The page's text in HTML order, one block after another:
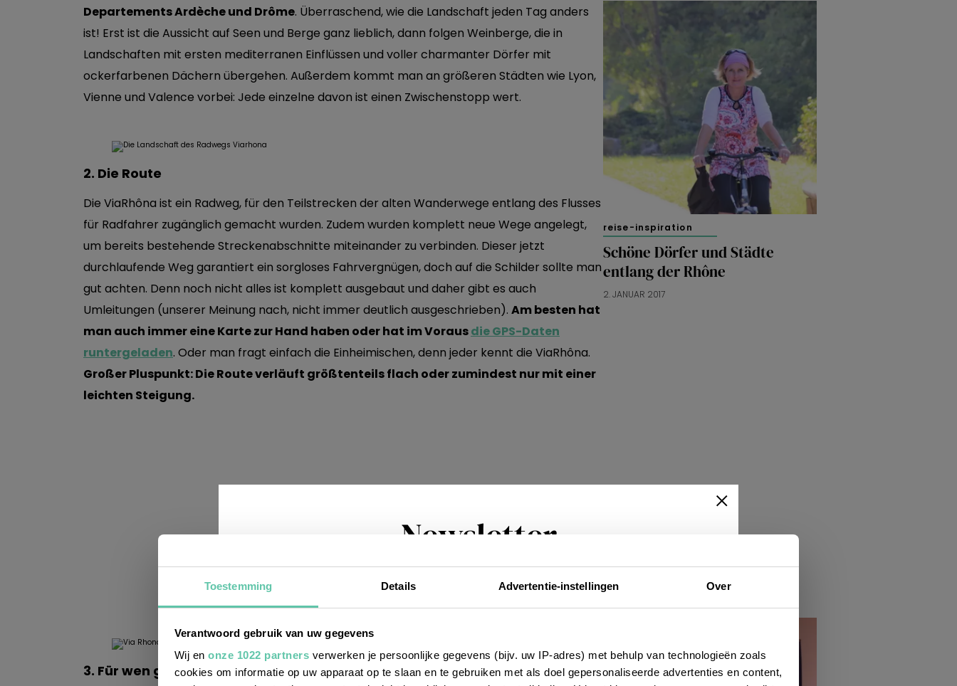
Toestemming Details Advertentie-instellingen Over
Verantwoord gebruik van uw gegevens
Wij en onze 1022 partners verwerken je persoonlijke gegevens (bijv. uw IP-adres) met behulp van technologieën zoals
cookies om informatie op uw apparaat op te slaan en te gebruiken met als doel gepersonaliseerde advertenties en content,
Departements Ardèche und Drôme. Überraschend, wie die Landschaft jeden Tag anders
ist! Erst ist die Aussicht auf Seen und Berge ganz lieblich, dann folgen Weinberge, die in
Landschaften mit ersten mediterranen Einflüssen und voller charmanter Dörfer mit
ockerfarbenen Dächern übergehen. Außerdem kommt man an größeren Städten wie Lyon,
Vienne und Valence vorbei: Jede einzelne davon ist einen Zwischenstopp wert.
2. Die Route
Die ViaRhôna ist ein Radweg, für den Teilstrecken der alten Wanderwege entlang des Flusses
für Radfahrer zugänglich gemacht wurden. Zudem wurden komplett neue Wege angelegt,
um bereits bestehende Streckenabschnitte miteinander zu verbinden. Dieser jetzt
durchlaufende Weg garantiert ein sorgloses Fahrvergnügen, doch auf die Schilder sollte man
gut achten. Denn noch nicht alles ist komplett ausgebaut und daher gibt es auch
Umleitungen (unserer Meinung nach, nicht immer deutlich ausgeschrieben). Am besten hat
man auch immer eine Karte zur Hand haben oder hat im Vorausdie GPS-Daten
runtergeladen. Oder man fragt einfach die Einheimischen, denn jeder kennt die ViaRhôna.
Großer Pluspunkt: Die Route verläuft größtenteils flach oder zumindest nur mit einer
leichten Steigung.
3. Für wen geeignet?
reise-inspiration
Schöne Dörfer und Städte
entlang der Rhône
2. JANUAR 2017
Newsletter
Möchtest du regelmäßig über Trends, neue
Entdeckungen und Insider-Tipps für Frankreich informiert
werden? Dann melde dich für unseren zweiwöchentlichen
Newsletter an. Im Handumdrehen erledigt!